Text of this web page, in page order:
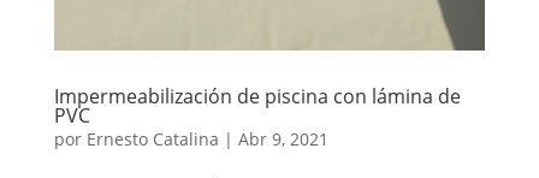
Impermeabilización de piscina con lámina de
PVC
por Ernesto Catalina | Abr 9, 2021